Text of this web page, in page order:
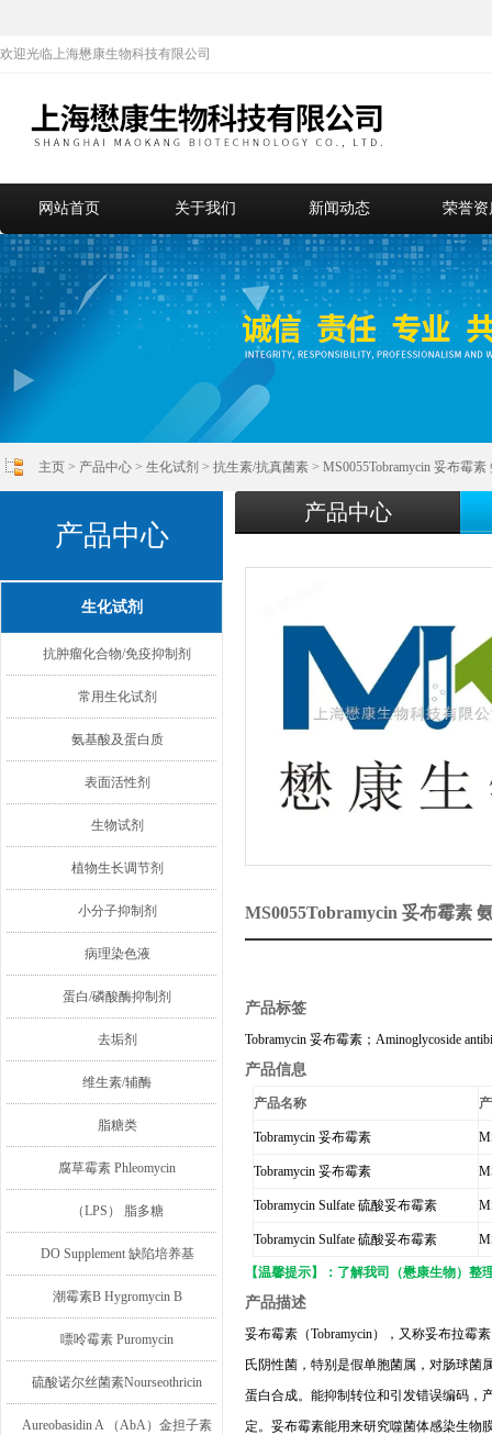
欢迎光临上海懋康生物科技有限公司
网站首页 关于我们 新闻动态 荣誉资
主页 > 产品中心 > 生化试剂 > 抗生素/抗真菌素 > MS0055Tobramycin 妥布霉
产品中心
生化试剂
抗肿瘤化合物/免疫抑制剂
常用生化试剂
氨基酸及蛋白质
表面活性剂
生物试剂
植物生长调节剂
小分子抑制剂
病理染色液
蛋白/磷酸酶抑制剂
去垢剂
维生素/辅酶
脂糖类
腐草霉素 Phleomycin
（LPS） 脂多糖
DO Supplement 缺陷培养基
潮霉素B Hygromycin B
嘌呤霉素 Puromycin
硫酸诺尔丝菌素Nourseothricin
Aureobasidin A （AbA）金担子素
产品中心
MS0055Tobramycin 妥布霉素
产品标签
Tobramycin 妥布霉素 ； Aminoglycoside
产品信息
产品名称
Tobramycin妥布霉素
Tobramycin妥布霉素
Tobramycin Sulfate硫酸妥布霉素
Tobramycin Sulfate硫酸妥布霉素
【温馨提示】：了解我司（懋康生物）整
产品描述
妥布霉素 （Tobramycin），又称妥布拉霉
氏阴性菌，特别是假单胞菌属，对肠球菌
蛋白合成。能抑制转位和引发错误编码，
定。 妥布霉素能用来研究噬菌体感染生物